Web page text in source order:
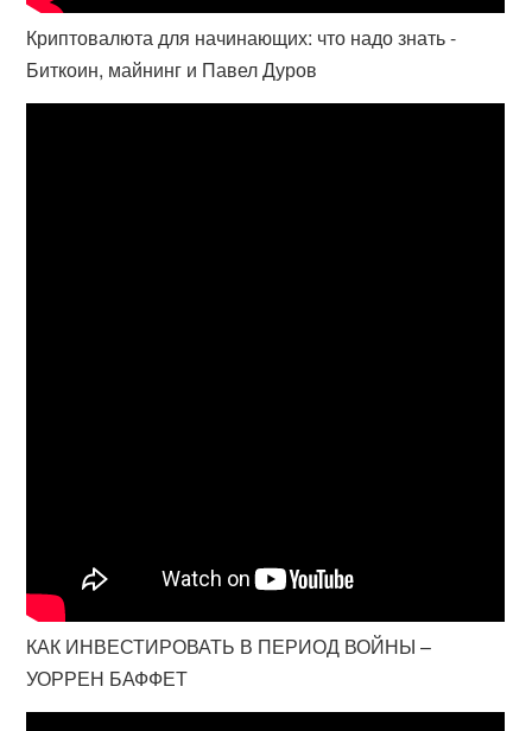
Криптовалюта для начинающих: что надо знать -
Биткоин, майнинг и Павел Дуров
КАК ИНВЕСТИРОВАТЬ В ПЕРИОД ВОЙНЫ –
УОРРЕН БАФФЕТ